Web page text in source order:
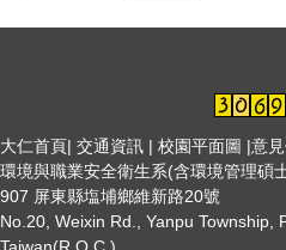
大仁首頁| 交通資訊 | 校園平面圖 |意
環境與職業安全衛生系(含環境管理碩
907 屏東縣塩埔鄉維新路20號
No.20, Weixin Rd., Yanpu Township,
Taiwan(R.O.C.)